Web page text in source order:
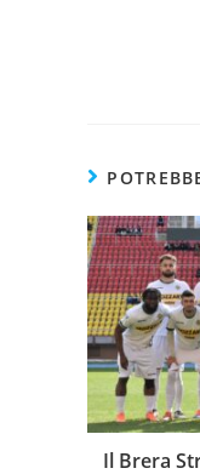
Il Brera